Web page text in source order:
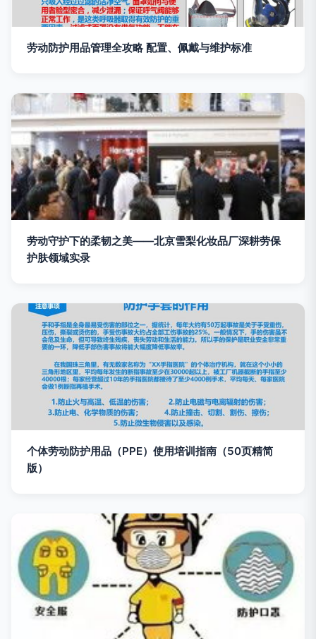
劳动防护用品管理全攻略 配置、佩戴与维护标准
劳动守护下的柔韧之美——北京雪梨化妆品厂深耕劳保
护肤领域实录
个体劳动防护用品（PPE）使用培训指南（50页精简
版）